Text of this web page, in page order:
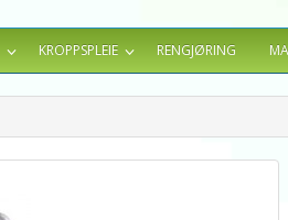
KROPPSPLEIE RENGJØRING